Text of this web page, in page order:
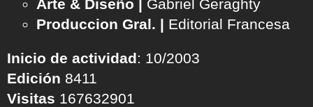
Arte & Diseño | Gabriel Geraghty
Produccion Gral. | Editorial Francesa
Inicio de actividad: 10/2003
Edición 8411
Visitas 167632901